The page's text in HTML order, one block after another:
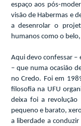
espaço aos pós-
visão de Habermas e
a desenrolar o
humanos como o
Aqui devo confessar –
– que numa ocasião
no Credo. Foi em
filosofia na UFU
deixa foi a revolução
pequeno e barato,
a liberdade a